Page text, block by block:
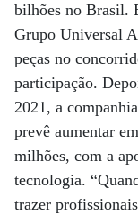
bilhões no Brasil.
Grupo Universal
peças no
participação.
2021, a
prevê aumentar
milhões, com a
tecnologia.
trazer